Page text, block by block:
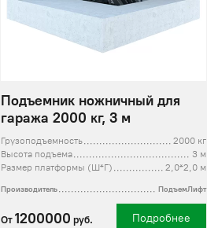
Подъемник ножничный для
гаража 2000 кг, 3 м
Грузоподъемность
2000 кг
Высота подъема
3 м
Размер платформы (Ш*Г)
2,0*2,0 м
Производитель ПодъемЛифт
От 1200000 руб. Подробнее